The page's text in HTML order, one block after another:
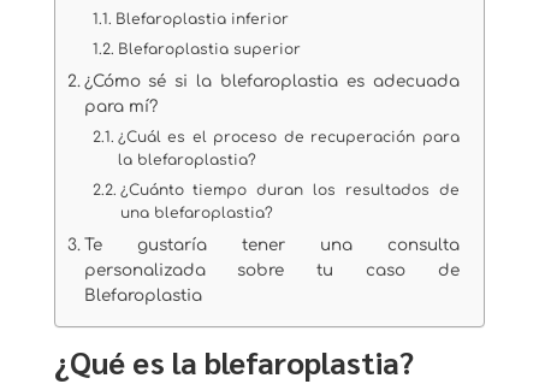
Blefaroplastia inferior
Blefaroplastia superior
¿Cómo sé si la blefaroplastia es adecuada
para mí?
¿Cuál es el proceso de recuperación para
la blefaroplastia?
¿Cuánto tiempo duran los resultados de
una blefaroplastia?
Te gustaría tener una consulta
personalizada sobre tu caso de
Blefaroplastia
¿Qué es la blefaroplastia?